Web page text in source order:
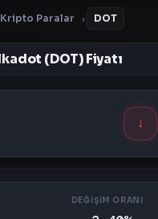
Kripto Paralar › DOT
(DOT) Fiyatı
↓
DEĞİŞİM ORANI